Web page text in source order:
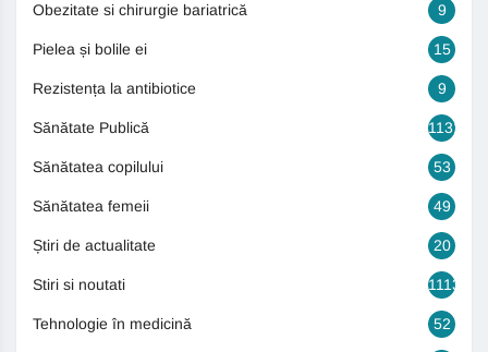
Obezitate si chirurgie bariatrică 9
Pielea și bolile ei 15
Rezistența la antibiotice 9
Sănătate Publică 1131
Sănătatea copilului 53
Sănătatea femeii 49
Știri de actualitate 20
Stiri si noutati 1113
Tehnologie în medicină 52